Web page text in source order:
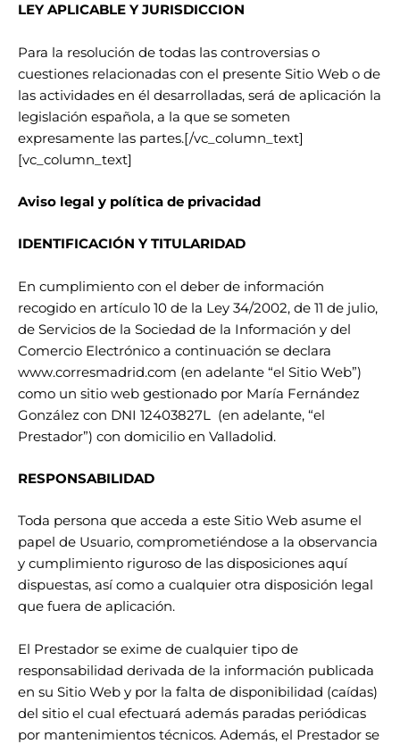
LEY APLICABLE Y JURISDICCION
Para la resolución de todas las controversias o
cuestiones relacionadas con el presente Sitio Web o de
las actividades en él desarrolladas, será de aplicación la
legislación española, a la que se someten
expresamente las partes.[/vc_column_text]
[vc_column_text]
Aviso legal y política de privacidad
IDENTIFICACIÓN Y TITULARIDAD
En cumplimiento con el deber de información
recogido en artículo 10 de la Ley 34/2002, de 11 de julio,
de Servicios de la Sociedad de la Información y del
Comercio Electrónico a continuación se declara
www.corresmadrid.com (en adelante “el Sitio Web”)
como un sitio web gestionado por María Fernández
González con DNI 12403827L (en adelante, “el
Prestador”) con domicilio en Valladolid.
RESPONSABILIDAD
Toda persona que acceda a este Sitio Web asume el
papel de Usuario, comprometiéndose a la observancia
y cumplimiento riguroso de las disposiciones aquí
dispuestas, así como a cualquier otra disposición legal
que fuera de aplicación.
El Prestador se exime de cualquier tipo de
responsabilidad derivada de la información publicada
en su Sitio Web y por la falta de disponibilidad (caídas)
del sitio el cual efectuará además paradas periódicas
por mantenimientos técnicos. Además, el Prestador se